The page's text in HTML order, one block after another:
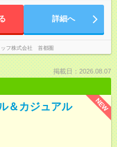
詳細へ
ッフ株式会社 首都圏
掲載日：2026.08.07
NEW
＆カジュアル